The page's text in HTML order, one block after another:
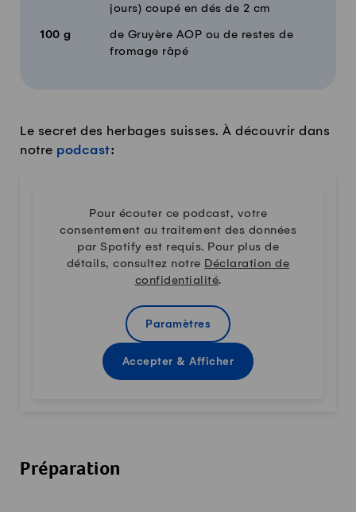
jours) coupé en dés de 2 cm
100 g
de Gruyère AOP ou de restes de
fromage râpé
Le secret des herbages suisses. À découvrir dans
notre podcast:
Pour écouter ce podcast, votre
consentement au traitement des données
par Spotify est requis. Pour plus de
détails, consultez notre Déclaration de
confidentialité.
Paramètres
Accepter & Afficher
Préparation